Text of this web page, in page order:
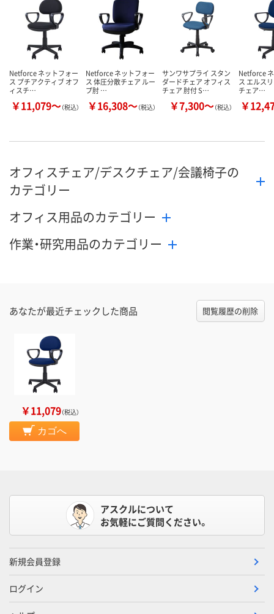
カゴへ カゴへ カ
Netforce ネットフォー
ス プチアクティブ オフ
ィスチ…
￥11,079～（税込）
Netforce ネットフォー
ス 体圧分散チェア ルー
プ肘 …
￥16,308～（税込）
サンワサプライ スタン
ダードチェア オフィス
チェア 肘付 S…
￥7,300～（税込）
Netforce
ス エルス
チェア…
￥
オフィスチェア/デスクチェア/会議椅子の
カテゴリー
オフィス用品のカテゴリー
作業・研究用品のカテゴリー
あなたが最近チェックした商品 閲覧履歴の削除
￥11,079（税込）
カゴへ
アスクルについて
お気軽にご質問ください。
新規会員登録
ログイン